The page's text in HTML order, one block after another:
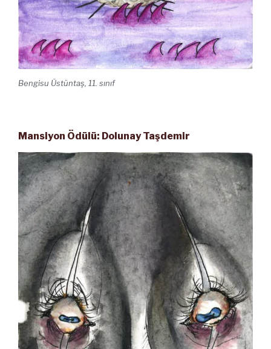
Bengisu Üstüntaş, 11. sınıf
Mansiyon Ödülü: Dolunay Taşdemir